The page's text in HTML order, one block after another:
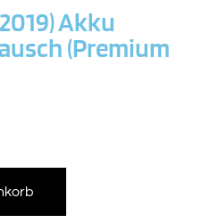
Akku
(Premium